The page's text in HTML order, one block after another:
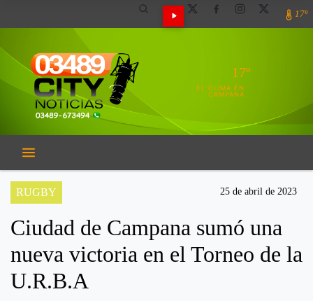
17º
17º
EL CLIMA EN
CAMPANA
RUGBY 25 de abril de 2023
Ciudad de Campana sumó una
nueva victoria en el Torneo de la
U.R.B.A